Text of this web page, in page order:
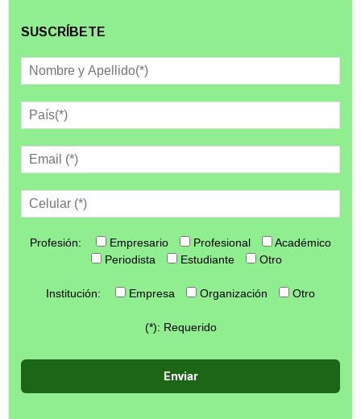
SUSCRÍBETE
Profesión: Empresario Profesional
Académico
Periodista
Estudiante Otro
Institución: Empresa Organización Otro
(*): Requerido